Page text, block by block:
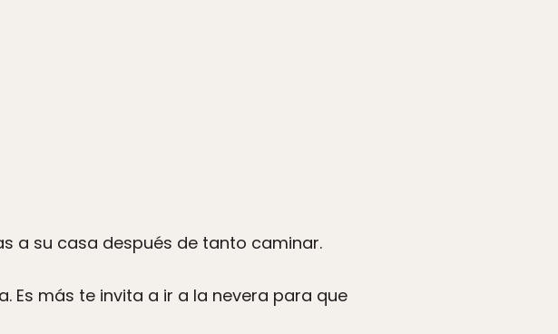
a su casa después de tanto caminar.
Es más te invita a ir a la nevera para que